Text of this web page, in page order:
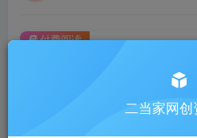
此内容为付费阅读，请付费后查看
9.9
付费阅读
二当家网